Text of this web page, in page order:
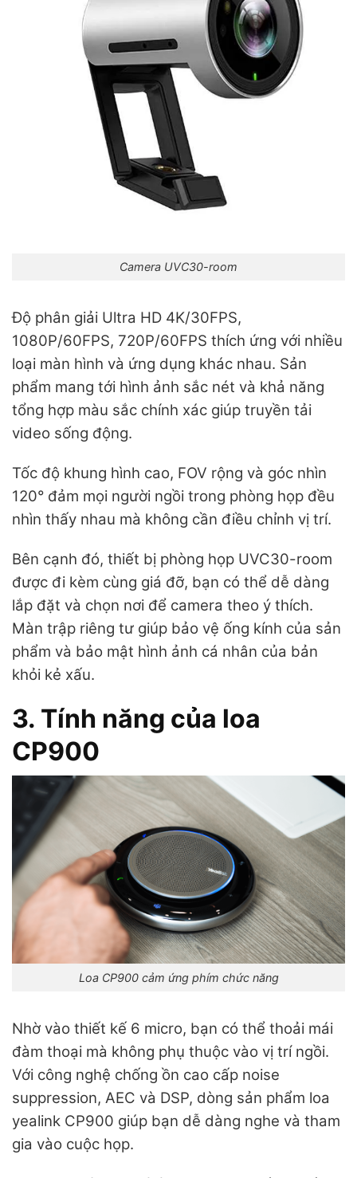
Camera UVC30-room
Độ phân giải Ultra HD 4K/30FPS,
1080P/60FPS, 720P/60FPS thích ứng với nhiều
loại màn hình và ứng dụng khác nhau. Sản
phẩm mang tới hình ảnh sắc nét và khả năng
tổng hợp màu sắc chính xác giúp truyền tải
video sống động.
Tốc độ khung hình cao, FOV rộng và góc nhìn
120° đảm mọi người ngồi trong phòng họp đều
nhìn thấy nhau mà không cần điều chỉnh vị trí.
Bên cạnh đó, thiết bị phòng họp UVC30-room
được đi kèm cùng giá đỡ, bạn có thể dễ dàng
lắp đặt và chọn nơi để camera theo ý thích.
Màn trập riêng tư giúp bảo vệ ống kính của sản
phẩm và bảo mật hình ảnh cá nhân của bản
khỏi kẻ xấu.
3. Tính năng của loa
CP900
Loa CP900 cảm ứng phím chức năng
Nhờ vào thiết kế 6 micro, bạn có thể thoải mái
đàm thoại mà không phụ thuộc vào vị trí ngồi.
Với công nghệ chống ồn cao cấp noise
suppression, AEC và DSP, dòng sản phẩm loa
yealink CP900 giúp bạn dễ dàng nghe và tham
gia vào cuộc họp.